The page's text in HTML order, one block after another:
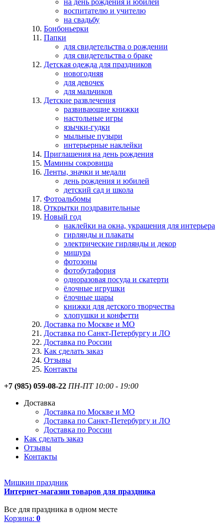
на день рождения и юбилей
воспитателю и учителю
на свадьбу
Бонбоньерки
Папки
для свидетельства о рождении
для свидетельства о браке
Детская одежда для праздников
новогодняя
для девочек
для мальчиков
Детские развлечения
развивающие книжки
настольные игры
язычки-гудки
мыльные пузыри
интерьерные наклейки
Приглашения на день рождения
Мамины сокровища
Ленты, значки и медали
день рождения и юбилей
детский сад и школа
Фотоальбомы
Открытки поздравительные
Новый год
наклейки на окна, украшения для интерьера
гирлянды и плакаты
электрические гирлянды и декор
мишура
фотозоны
фотобутафория
одноразовая посуда и скатерти
ёлочные игрушки
ёлочные шары
книжки для детского творчества
хлопушки и конфетти
Доставка по Москве и МО
Доставка по Санкт-Петербургу и ЛО
Доставка по России
Как сделать заказ
Отзывы
Контакты
+7 (985) 059-08-22 ПН-ПТ 10:00 - 19:00
Доставка
Доставка по Москве и МО
Доставка по Санкт-Петербургу и ЛО
Доставка по России
Как сделать заказ
Отзывы
Контакты
Мишкин праздник
Интернет-магазин товаров для праздника
Все для праздника в одном месте
Корзина: 0